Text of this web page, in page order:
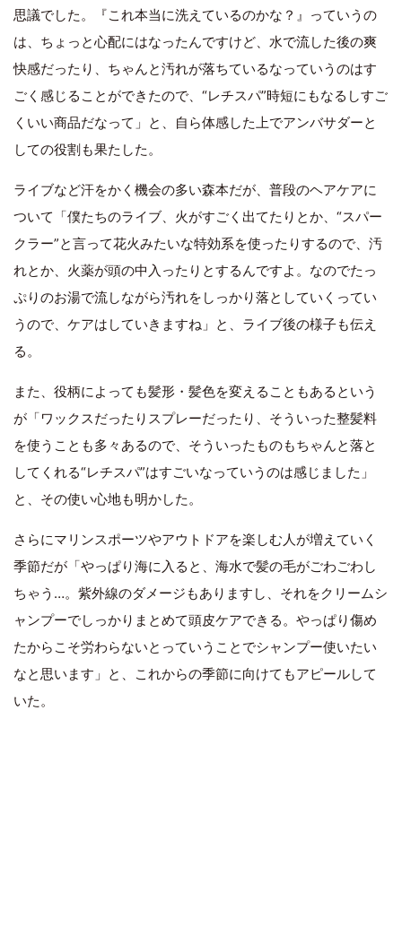
思議でした。『これ本当に洗えているのかな？』っていうの
は、ちょっと心配にはなったんですけど、水で流した後の爽
快感だったり、ちゃんと汚れが落ちているなっていうのはす
ごく感じることができたので、“レチスパ”時短にもなるしすご
くいい商品だなって」と、自ら体感した上でアンバサダーと
しての役割も果たした。
ライブなど汗をかく機会の多い森本だが、普段のヘアケアに
ついて「僕たちのライブ、火がすごく出てたりとか、“スパー
クラー”と言って花火みたいな特効系を使ったりするので、汚
れとか、火薬が頭の中入ったりとするんですよ。なのでたっ
ぷりのお湯で流しながら汚れをしっかり落としていくってい
うので、ケアはしていきますね」と、ライブ後の様子も伝え
る。
また、役柄によっても髪形・髪色を変えることもあるという
が「ワックスだったりスプレーだったり、そういった整髪料
を使うことも多々あるので、そういったものもちゃんと落と
してくれる“レチスパ”はすごいなっていうのは感じました」
と、その使い心地も明かした。
さらにマリンスポーツやアウトドアを楽しむ人が増えていく
季節だが「やっぱり海に入ると、海水で髪の毛がごわごわし
ちゃう…。紫外線のダメージもありますし、それをクリームシ
ャンプーでしっかりまとめて頭皮ケアできる。やっぱり傷め
たからこそ労わらないとっていうことでシャンプー使いたい
なと思います」と、これからの季節に向けてもアピールして
いた。